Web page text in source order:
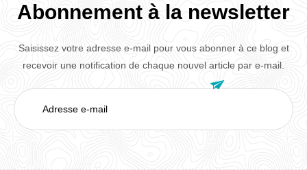
Abonnement à la newsletter
Saisissez votre adresse e-mail pour vous abonner à ce blog et
recevoir une notification de chaque nouvel article par e-mail.
Adresse
e-
mail
